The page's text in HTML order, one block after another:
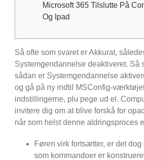
Microsoft 365 Tilslutte På
Og Ipad
Så ofte som svaret er Akkurat,
Systemgendannelse deaktiveret. Så
sådan er Systemgendannelse
og gå på ny indtil MSConfig-
indstillingerne, plu pege ud el.
invitere dig om at blive forskå for
når som helst denne aldringsproces
Føren virk fortsætter, er det dog
som kommandoer er